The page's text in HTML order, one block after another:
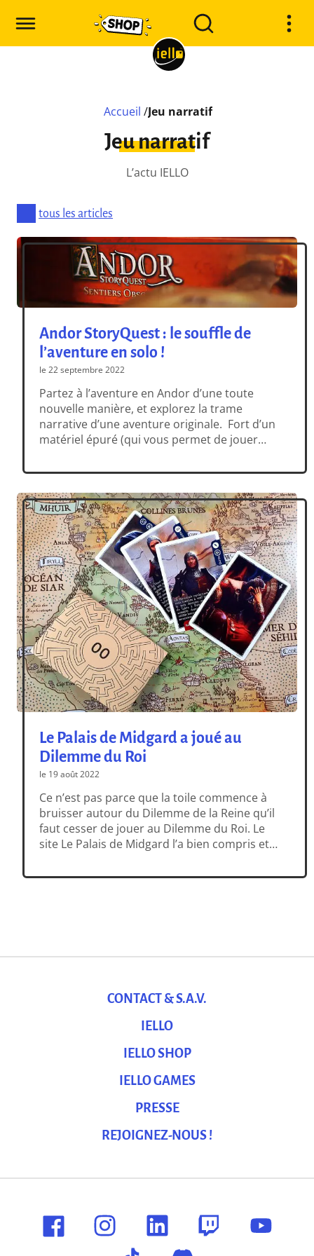
Accueil /Jeu narratif
Jeu narratif
L’actu IELLO
tous les articles
Andor StoryQuest : le souffle de
l’aventure en solo !
le 22 septembre 2022
Partez à l’aventure en Andor d’une toute
nouvelle manière, et explorez la trame
narrative d’une aventure originale. Fort d’un
matériel épuré (qui vous permet de jouer
plonge dans la peau d’un héros (ou d’une
sa présence en ces lieux. De carte […]
Le Palais de Midgard a joué au
Dilemme du Roi
le 19 août 2022
Ce n’est pas parce que la toile commence à
bruisser autour du Dilemme de la Reine qu’il
faut cesser de jouer au Dilemme du Roi. Le
site Le Palais de Midgard l’a bien compris et
complète et sans spoiler. C’est à découvrir ici
CONTACT & S.A.V.
IELLO
IELLO SHOP
IELLO GAMES
PRESSE
REJOIGNEZ-NOUS !